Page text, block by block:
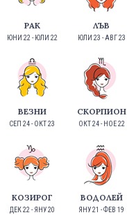
РАК
ЮНИ 22 - ЮЛИ 22
ЛЪВ
ЮЛИ 23 - АВГ 23
ВЕЗНИ
СЕП 24 - ОКТ 23
СКОРПИОН
ОКТ 24 - НОЕ 22
КОЗИРОГ
ДЕК 22 - ЯНУ 20
ВОДОЛЕЙ
ЯНУ 21 - ФЕВ 19